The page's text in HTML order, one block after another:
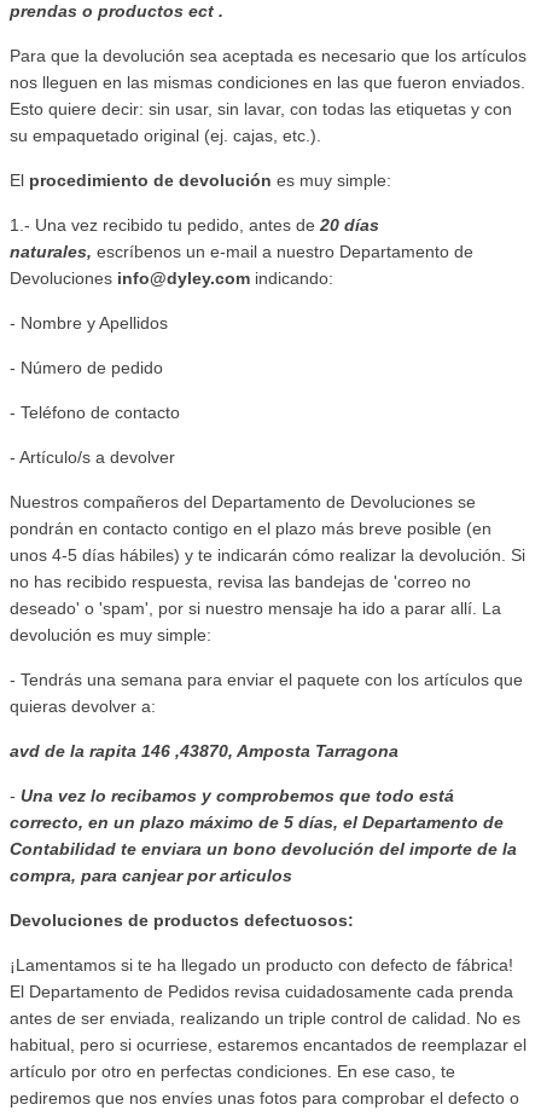
prendas o productos ect .
Para que la devolución sea aceptada es necesario que los artículos
nos lleguen en las mismas condiciones en las que fueron enviados.
Esto quiere decir: sin usar, sin lavar, con todas las etiquetas y con
su empaquetado original (ej. cajas, etc.).
El procedimiento de devolución es muy simple:
1.- Una vez recibido tu pedido, antes de 20 días
naturales, escríbenos un e-mail a nuestro Departamento de
Devoluciones info@dyley.com indicando:
- Nombre y Apellidos
- Número de pedido
- Teléfono de contacto
- Artículo/s a devolver
Nuestros compañeros del Departamento de Devoluciones se
pondrán en contacto contigo en el plazo más breve posible (en
unos 4-5 días hábiles) y te indicarán cómo realizar la devolución. Si
no has recibido respuesta, revisa las bandejas de 'correo no
deseado' o 'spam', por si nuestro mensaje ha ido a parar allí. La
devolución es muy simple:
- Tendrás una semana para enviar el paquete con los artículos que
quieras devolver a:
avd de la rapita 146 ,43870, Amposta Tarragona
- Una vez lo recibamos y comprobemos que todo está
correcto, en un plazo máximo de 5 días, el Departamento de
Contabilidad te enviara un bono devolución del importe de la
compra, para canjear por articulos
Devoluciones de productos defectuosos:
¡Lamentamos si te ha llegado un producto con defecto de fábrica!
El Departamento de Pedidos revisa cuidadosamente cada prenda
antes de ser enviada, realizando un triple control de calidad. No es
habitual, pero si ocurriese, estaremos encantados de reemplazar el
artículo por otro en perfectas condiciones. En ese caso, te
pediremos que nos envíes unas fotos para comprobar el defecto o